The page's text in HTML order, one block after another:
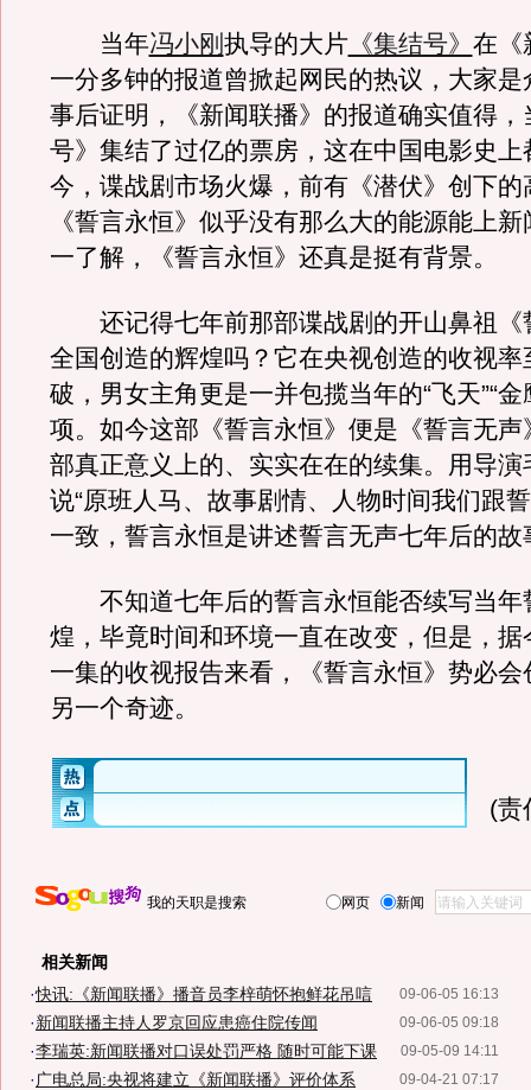
当年冯小刚 执导的大片《集结号》 在《
一分多钟的报道曾掀起网民的热议，大家是
事后证明，《新闻联播》的报道确实值得，
号》集结了过亿的票房，这在中国电影史上
今，谍战剧市场火爆，前有《潜伏》创下的
《誓言永恒》似乎没有那么大的能源能上
一了解，《誓言永恒》还真是挺有背景。
还记得七年前那部谍战剧的开山鼻祖《
全国创造的辉煌吗？它在央视创造的收视率
破，男女主角更是一并包揽当年的“飞天”“金
项。如今这部《誓言永恒》便是《誓言无声
部真正意义上的、实实在在的续集。用导演
说“原班人马、故事剧情、人物时间我们跟
一致，誓言永恒是讲述誓言无声七年后的故
不知道七年后的誓言永恒能否续写当年
煌，毕竟时间和环境一直在改变，但是，据
一集的收视报告来看，《誓言永恒》势必会
另一个奇迹。
(责
我的天职是搜索 网页 新闻
相关新闻
09-06-05 16:13
·快讯:《新闻联播》播音员李梓萌怀抱鲜花吊唁
09-06-05 09:18
·新闻联播主持人罗京回应患癌住院传闻
09-05-09 14:11
·李瑞英:新闻联播对口误处罚严格 随时可能下课
09-04-21 07:17
· 广电总局:央视将建立《新闻联播》评价体系